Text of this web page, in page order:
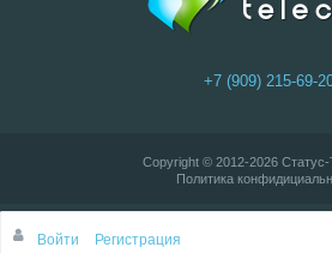
+7 (909) 215-69-
Copyright © 2012-2026
Политика
Войти Регистрация